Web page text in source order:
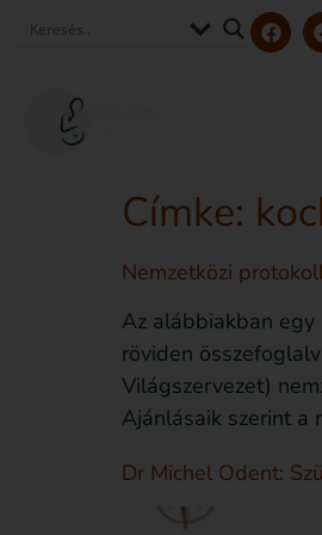
Címke:
Nemzetközi
Az alábbiakban
röviden
Világszervezet)
Ajánlásaik szerint a
Dr Michel Odent: